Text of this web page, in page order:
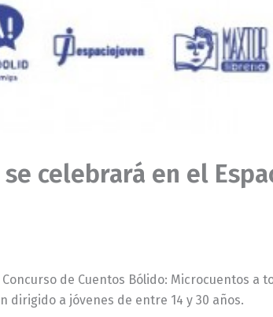
celebrará en el
de Cuentos Bólido: Microcuentos a
dirigido a jóvenes de entre 14 y 30 años.